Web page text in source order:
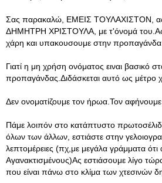
Σας παρακαλώ, ΕΜΕΙΣ ΤΟΥΛΑΧΙΣΤΟΝ,
ΔΗΜΗΤΡΗ ΧΡΙΣΤΟΥΛΑ, με τ'όνομά του.Ας
χάρη και υπακουσουμε στην προπαγάνδα
Γιατί η μη χρήση ονόματος ειναι βασικό
προπαγάνδας.Διδάσκεται αυτό ως μέτρο
Δεν ονοματίζουμε τον ήρωα.Τον
Πάμε λοιπόν στο κατάπτυστο
όλων των άλλων, εστιάστε στην
λεπτομέρειες (πχ,με μεγάλα γράμματα ότι
Αγανακτισμένους)Ας εστιάσουμε λίγο
που είναι πάνω στο κλίμα των χτεσινών